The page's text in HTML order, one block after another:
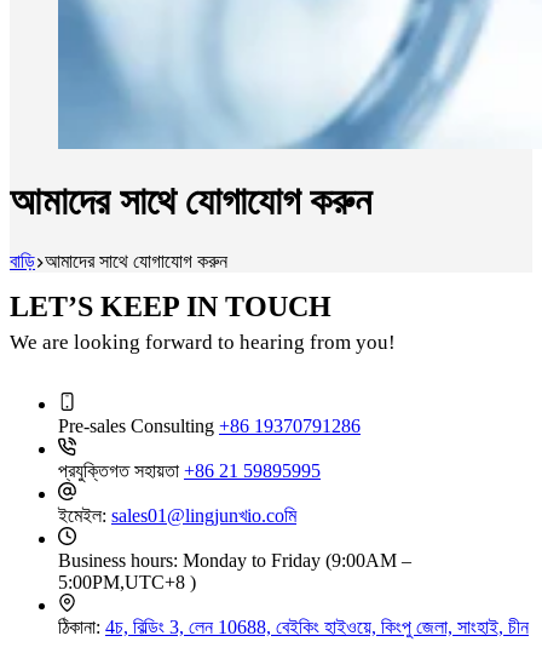
আমাদের সাথে যোগাযোগ করুন
বাড়ি আমাদের সাথে যোগাযোগ করুন
LET’S KEEP IN TOUCH
We are looking forward to hearing from you!
Pre-sales Consulting +86 19370791286
প্রযুক্তিগত সহায়তা +86 21 59895995
ইমেইল: sales01@lingjunখio.coমি
Business hours: Monday to Friday (9:00AM –
5:00PM,UTC+8 )
ঠিকানা: 4চ, বিল্ডিং 3, লেন 10688, বেইকিং হাইওয়ে, কিংপু জেলা, সাংহাই, চীন